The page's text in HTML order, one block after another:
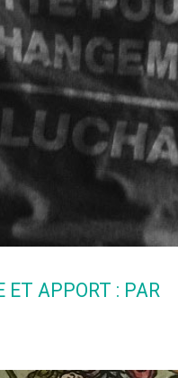
ET APPORT : PAR